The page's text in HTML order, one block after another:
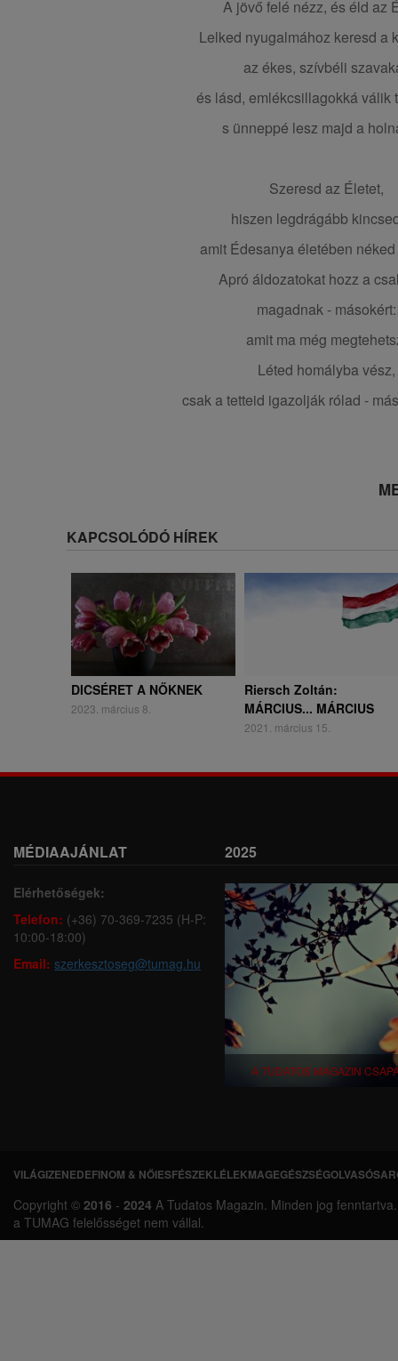
A jövő felé nézz, és éld az
Lelked nyugalmához keresd a
az ékes, szívbéli
és lásd, emlékcsillagokká válik
s ünneppé lesz majd a
Szeresd az Életet,
hiszen legdrágább
amit Édesanya életében
Apró áldozatokat hozz a
magadnak - másokért:
amit ma még
Léted homályba vész,
csak a tetteid igazolják rólad -
KAPCSOLÓDÓ HÍREK
DICSÉRET A NŐKNEK
2023. március 8.
Riersch Zoltán:
MÁRCIUS... MÁRCIUS
2021. március 15.
MÉDIAAJÁNLAT
Elérhetőségek:
Telefon: (+36) 70-369-7235 (H-P:
10:00-18:00)
Email: szerkesztoseg@tumag.hu
2025
A TUDATOS MAGAZIN
L
á
VILÁGIZENEDEFINOM & NŐIESFÉSZEKLÉLEKMAGEGÉSZSÉG
Copyright © 2016 - 2024 A Tudatos Magazin. Minden jog
a TUMAG felelősséget nem vállal.